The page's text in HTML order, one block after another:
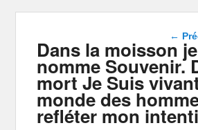
←
Dans la moisson
nomme Souvenir.
mort Je Suis
monde des
refléter mon